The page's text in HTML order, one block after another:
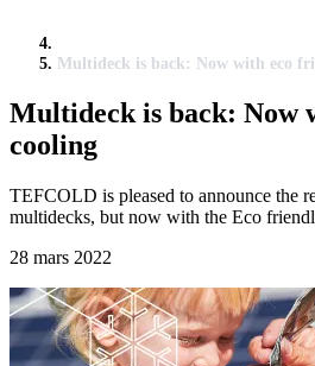
Multideck is back: Now with eco
Multideck is back: Now
cooling
TEFCOLD is pleased to announce the
multidecks, but now with the Eco
28 mars 2022